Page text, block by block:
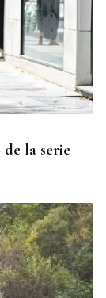
de la serie